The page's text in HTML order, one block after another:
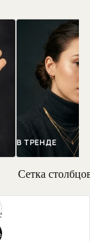
В ТРЕНДЕ
Сетка